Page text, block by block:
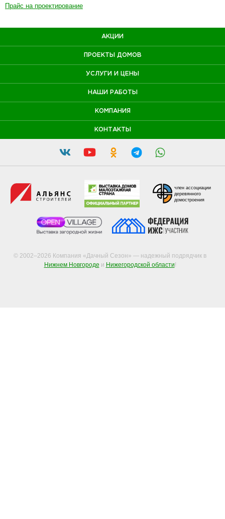
Прайс на проектирование
АКЦИИ
ПРОЕКТЫ ДОМОВ
УСЛУГИ И ЦЕНЫ
НАШИ РАБОТЫ
КОМПАНИЯ
КОНТАКТЫ
© 2002–2026 Компания «Дачный Сезон» — надежный подрядчик в
Нижнем Новгороде и Нижегородской области!
член ассоциации
деревянного
домостроения